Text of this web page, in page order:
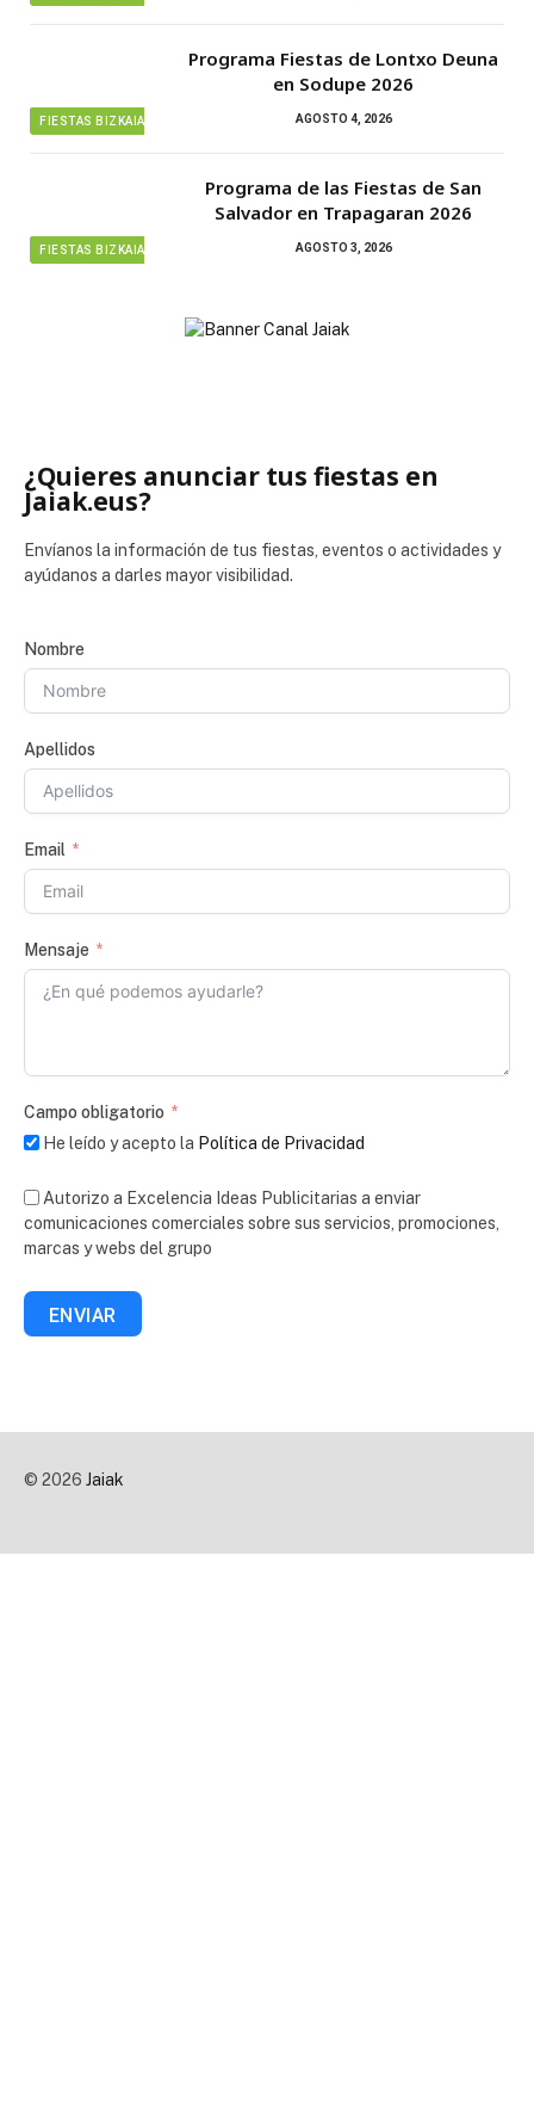
FIESTAS BIZKAIA
Programa Fiestas de Lontxo Deuna
en Sodupe 2026
AGOSTO 4, 2026
FIESTAS BIZKAIA
Programa de las Fiestas de San
Salvador en Trapagaran 2026
AGOSTO 3, 2026
¿Quieres anunciar tus fiestas en
Jaiak.eus?
Envíanos la información de tus fiestas, eventos o actividades y
ayúdanos a darles mayor visibilidad.
Nombre
Apellidos
Email
Mensaje
Campo obligatorio
He leído y acepto la Política de Privacidad
Autorizo a Excelencia Ideas Publicitarias a enviar
comunicaciones comerciales sobre sus servicios, promociones,
marcas y webs del grupo
ENVIAR
© 2026 Jaiak